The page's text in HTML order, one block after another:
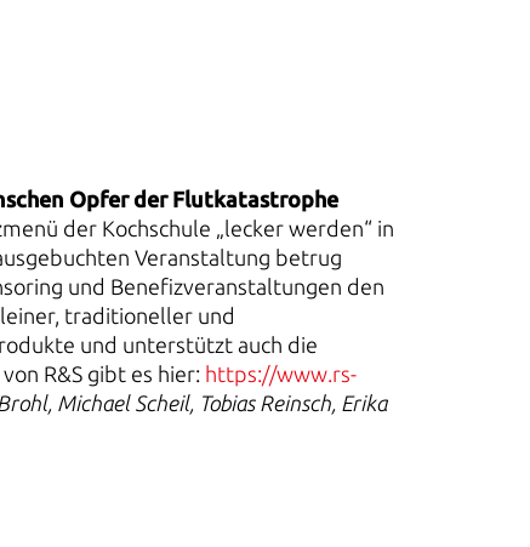
Opfer der Flutkatastrophe
der Kochschule „lecker werden“ in
Veranstaltung betrug
und Benefizveranstaltungen den
traditioneller und
und unterstützt auch die
R&S gibt es hier: https://www.rs-
Michael Scheil, Tobias Reinsch, Erika